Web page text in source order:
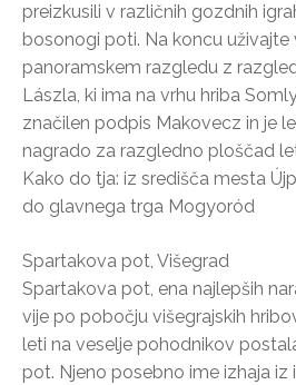
preizkusili v različnih gozdnih
bosonogi poti. Na koncu
panoramskem razgledu z
Lászla, ki ima na vrhu hriba
značilen podpis Makovecz in je
nagrado za razgledno ploščad
Kako do tja: iz središča mesta
do glavnega trga Mogyoród
Spartakova pot, Višegrad
Spartakova pot, ena najlepših
vije po pobočju višegrajskih
leti na veselje pohodnikov
pot. Njeno posebno ime izhaja iz